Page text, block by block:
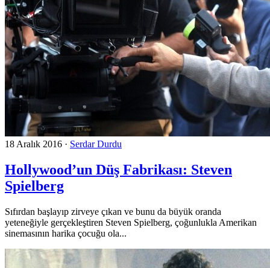
18 Aralık 2016 · Serdar Durdu
Hollywood’un Düş Fabrikası: Steven
Spielberg
Sıfırdan başlayıp zirveye çıkan ve bunu da büyük oranda
yeteneğiyle gerçekleştiren Steven Spielberg, çoğunlukla Amerikan
sinemasının harika çocuğu ola...